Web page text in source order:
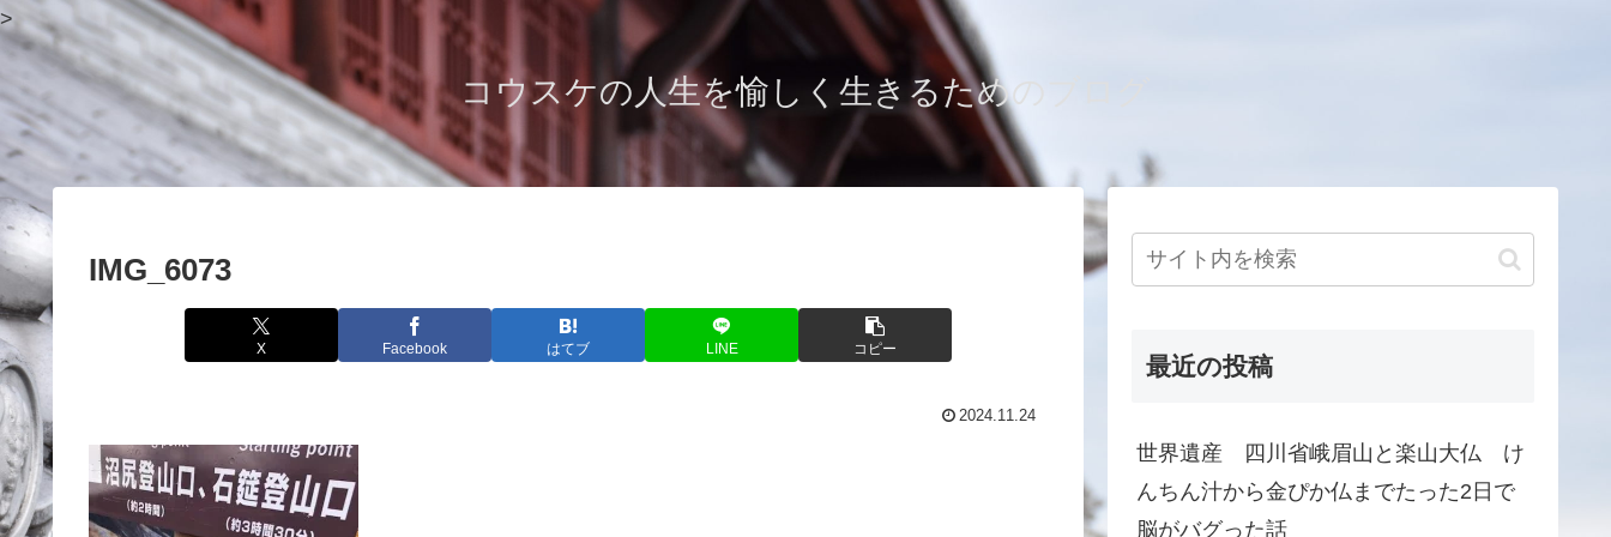
>
コウスケの人生を愉しく生きるためのブログ
IMG_6073
X Facebook はてブ LINE コピー
2024.11.24
最近の投稿
世界遺産 四川省峨眉山と楽山大仏 け
んちん汁から金ぴか仏までたった2日で
脳がバグった話